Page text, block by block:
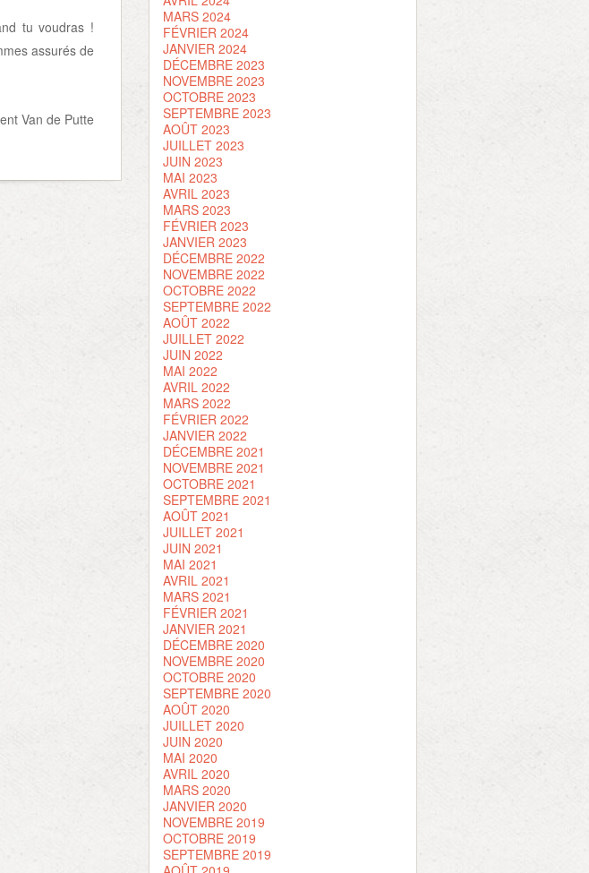
tu voudras !
assurés de
Van de Putte
MARS 2024
FÉVRIER 2024
JANVIER 2024
DÉCEMBRE 2023
NOVEMBRE 2023
OCTOBRE 2023
SEPTEMBRE 2023
AOÛT 2023
JUILLET 2023
JUIN 2023
MAI 2023
AVRIL 2023
MARS 2023
FÉVRIER 2023
JANVIER 2023
DÉCEMBRE 2022
NOVEMBRE 2022
OCTOBRE 2022
SEPTEMBRE 2022
AOÛT 2022
JUILLET 2022
JUIN 2022
MAI 2022
AVRIL 2022
MARS 2022
FÉVRIER 2022
JANVIER 2022
DÉCEMBRE 2021
NOVEMBRE 2021
OCTOBRE 2021
SEPTEMBRE 2021
AOÛT 2021
JUILLET 2021
JUIN 2021
MAI 2021
AVRIL 2021
MARS 2021
FÉVRIER 2021
JANVIER 2021
DÉCEMBRE 2020
NOVEMBRE 2020
OCTOBRE 2020
SEPTEMBRE 2020
AOÛT 2020
JUILLET 2020
JUIN 2020
MAI 2020
AVRIL 2020
MARS 2020
JANVIER 2020
NOVEMBRE 2019
OCTOBRE 2019
SEPTEMBRE 2019